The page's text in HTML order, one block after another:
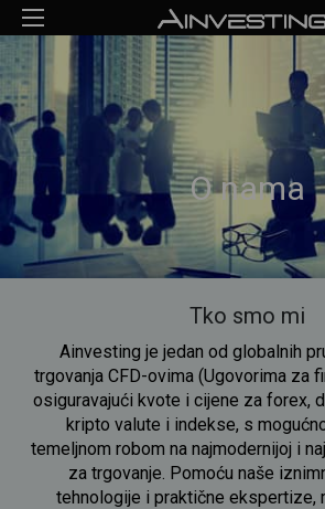
O nama
Tko smo mi
Ainvesting je jedan od globalnih
trgovanja CFD-ovima (Ugovorima za
osiguravajući kvote i cijene za forex,
kripto valute i indekse, s
temeljnom robom na najmodernijoj i
za trgovanje. Pomoću naše
tehnologije i praktične ekspertize,